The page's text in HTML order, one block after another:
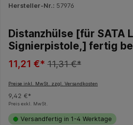
Hersteller-Nr.: 57976
Distanzhülse [für SATA
Signierpistole,] fertig
11,21 €* 11,31 €*
Preise inkl. MwSt. zzgl. Versandkosten
9,42 €*
Preis exkl. MwSt.
Versandfertig in 1-4 Werktage